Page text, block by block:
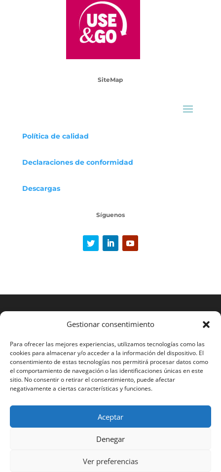
Gestionar consentimiento
Para ofrecer las mejores experiencias, utilizamos tecnologías como las
cookies para almacenar y/o acceder a la información del dispositivo. El
consentimiento de estas tecnologías nos permitirá procesar datos como
el comportamiento de navegación o las identificaciones únicas en este
sitio. No consentir o retirar el consentimiento, puede afectar
negativamente a ciertas características y funciones.
Aceptar
Denegar
Ver preferencias
SiteMap
Política de calidad
Declaracionesde conformidad
Descargas
Síguenos
English Français